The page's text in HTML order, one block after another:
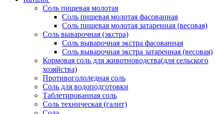
Соль пищевая молотая
Соль пищевая молотая фасованная
Соль пищевая молотая затаренная (весовая)
Соль выварочная (экстра)
Соль выварочная экстра фасованная
Соль выварочная экстра затаренная (весовая)
Кормовая соль для животноводства(для сельского
хозяйства)
Противогололедная соль
Соль для водоподготовки
Таблетированная соль
Соль техническая (галит)